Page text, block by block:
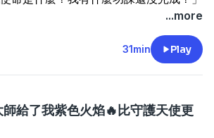
https://reurl.cc/Y8KMdn
作邀約請洽:support@fairyokla.com
官方粉絲團: https://reurl.cc/Y8KMdn
KM1ybq
一寸土地，都與宇宙最神聖的生命之樹相
寫疏文，你會看見不一樣的#《仙姑行
portaly.cc/fairyokla
官方Line並留下訊息:
官方粉絲團: https://reurl.cc/Y8KMdn*
。當你在很不穩定的狀態下拚命追求高靈
量失衡，因為出發點已經偏了，靈性也
的那條路。Alice 分享自己的經驗：她
。那時爸爸欠債、薪水又低，她只是篤
百萬、要買房。她在 22 歲設定的是八
力就有機會做到的目標，而不是「現在
很多都是四、五十歲的人。該結的婚、該
，走到一個可以喘口氣的階段，突然回
當人，到底是為了什麼？我走在對的路
們好好來聊「靈魂課題」這件事。
」，就想得好大：我是不是要當靈性導
能力、去影響很多人、去拯救這個不公
...more
31min Play
給了我紫色火焰🔥比守護天使更